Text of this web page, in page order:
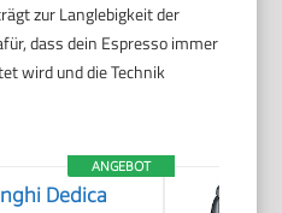
zur Langlebigkeit der
dass dein Espresso immer
wird und die Technik
ANGEBOT
Dedica